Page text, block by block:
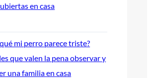
en casa
mi perro parece triste?
que valen la pena observar y
una familia en casa